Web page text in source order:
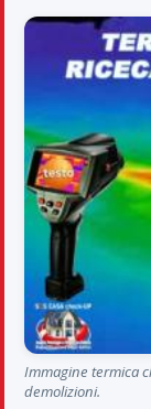
Immagine termica
demolizioni.